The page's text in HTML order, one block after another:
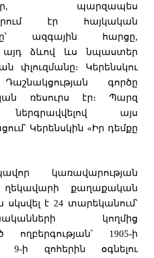
պարզապես
էր հայկական
ազգային հարցը,
այդ ձևով ևս նպաստեր
փլուզմանը։ Կերենսկու
գործը
ռեսուրս էր։ Պարզ
այս
Կերենսկին «Իր դեմքը
կառավարության
քաղաքական
սկսվել է 24 տարեկանում՝
կողմից
ողբերգության՝ 1905-ի
9-ի զոհերին օգնելու